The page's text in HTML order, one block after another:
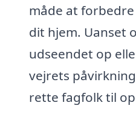
måde at
dit hjem. Uanset
udseendet op
vejrets
rette fagfolk til